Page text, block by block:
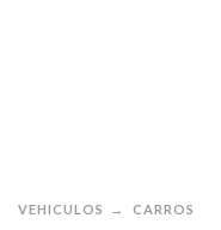
VEHICULOS CARROS